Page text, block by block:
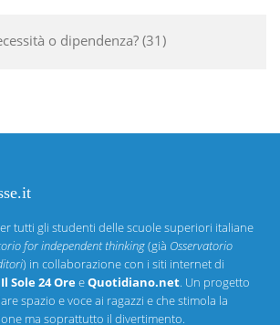
o dipendenza? 31
tutti gli studenti delle scuole superiori italiane
for independent thinking(già Osservatorio
) in collaborazione con i siti internet di
Il Sole 24 OreeQuotidiano.net. Un progetto
spazio e voce ai ragazzi e che stimola la
ma soprattutto il divertimento.